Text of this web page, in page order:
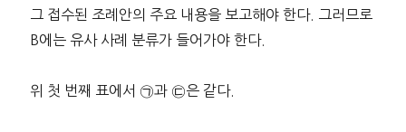
그 접수된 조례안의 주요 내용을 보고해야 한다. 그러므로
B에는 유사 사례 분류가 들어가야 한다.
위 첫 번째 표에서 ㉠과 ㉢은 같다.